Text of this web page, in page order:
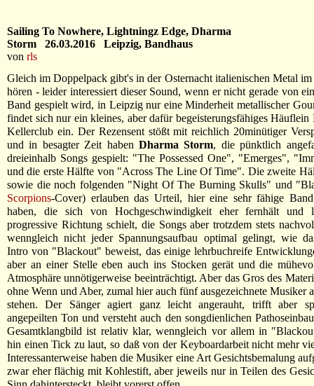
Sailing To Nowhere, Lightningz Edge, Dharma
Storm 26.03.2016 Leipzig, Bandhaus
von rls
Gleich im Doppelpack gibt's in der Osternacht italienischen Metal im
hören - leider interessiert dieser Sound, wenn er nicht gerade von
Band gespielt wird, in Leipzig nur eine Minderheit metallischer
findet sich nur ein kleines, aber dafür begeisterungsfähiges Häuflein
Kellerclub ein. Der Rezensent stößt mit reichlich 20minütiger
und in besagter Zeit haben Dharma Storm, die pünktlich
dreieinhalb Songs gespielt: "The Possessed One", "Emerges",
und die erste Hälfte von "Across The Line Of Time". Die zweite
sowie die noch folgenden "Night Of The Burning Skulls" und
Scorpions-Cover) erlauben das Urteil, hier eine sehr fähige
haben, die sich von Hochgeschwindigkeit eher fernhält und
progressive Richtung schielt, die Songs aber trotzdem stets
wenngleich nicht jeder Spannungsaufbau optimal gelingt, wie
Intro von "Blackout" beweist, das einige lehrbuchreife
aber an einer Stelle eben auch ins Stocken gerät und die
Atmosphäre unnötigerweise beeinträchtigt. Aber das Gros des
ohne Wenn und Aber, zumal hier auch fünf ausgezeichnete Musiker
stehen. Der Sänger agiert ganz leicht angerauht, trifft aber
angepeilten Ton und versteht auch den songdienlichen
Gesamtklangbild ist relativ klar, wenngleich vor allem in
hin einen Tick zu laut, so daß von der Keyboardarbeit nicht mehr
Interessanterweise haben die Musiker eine Art Gesichtsbemalung
zwar eher flächig mit Kohlestift, aber jeweils nur in Teilen des